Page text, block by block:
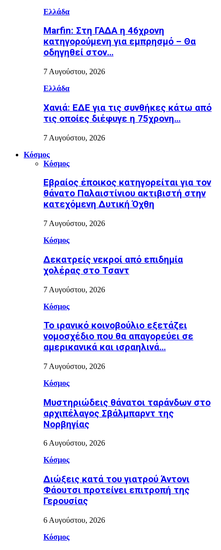
Ελλάδα
Marfin: Στη ΓΑΔΑ η 46χρονη
κατηγορούμενη για εμπρησμό – Θα
οδηγηθεί στον…
7 Αυγούστου, 2026
Ελλάδα
Χανιά: ΕΔΕ για τις συνθήκες κάτω από
τις οποίες διέφυγε η 75χρονη…
7 Αυγούστου, 2026
Κόσμος
Κόσμος
Εβραίος έποικος κατηγορείται για τον
θάνατο Παλαιστίνιου ακτιβιστή στην
κατεχόμενη Δυτική Όχθη
7 Αυγούστου, 2026
Κόσμος
Δεκατρείς νεκροί από επιδημία
χολέρας στο Τσαντ
7 Αυγούστου, 2026
Κόσμος
Το ιρανικό κοινοβούλιο εξετάζει
νομοσχέδιο που θα απαγορεύει σε
αμερικανικά και ισραηλινά…
7 Αυγούστου, 2026
Κόσμος
Μυστηριώδεις θάνατοι ταράνδων στο
αρχιπέλαγος Σβάλμπαρντ της
Νορβηγίας
6 Αυγούστου, 2026
Κόσμος
Διώξεις κατά του γιατρού Άντονι
Φάουτσι προτείνει επιτροπή της
Γερουσίας
6 Αυγούστου, 2026
Κόσμος